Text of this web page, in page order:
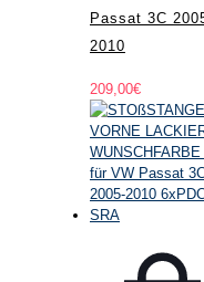
Passat 3C
2010
209,00€